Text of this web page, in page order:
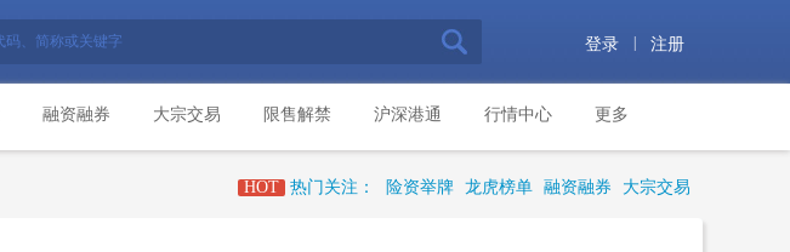
登录 注册
融资融券 大宗交易 限售解禁 沪深港通 行情中心 更多
HOT 热门关注： 险资举牌 龙虎榜单 融资融券 大宗交易